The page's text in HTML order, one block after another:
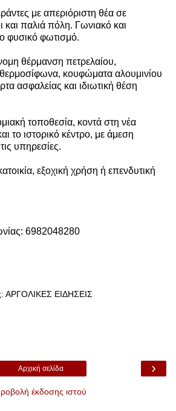
με απεριόριστη θέα σε
παλιά πόλη. Γωνιακό και
φυσικό φωτισμό.
θέρμανση πετρελαίου,
θερμοσίφωνα, κουφώματα αλουμινίου
ασφαλείας και ιδιωτική θέση
τοποθεσία, κοντά στη νέα
το ιστορικό κέντρο, με άμεση
υπηρεσίες.
εξοχική χρήση ή επενδυτική
6982048280
ΑΡΓΟΛΙΚΕΣ ΕΙΔΗΣΕΙΣ
›
Αρχική σελίδα
έκδοσης ιστού